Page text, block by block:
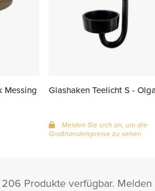
Messing Glashaken Teelicht S - Olga
Melden Sie sich an, um die
Großhandelspreise zu sehen
Produkte verfügbar.